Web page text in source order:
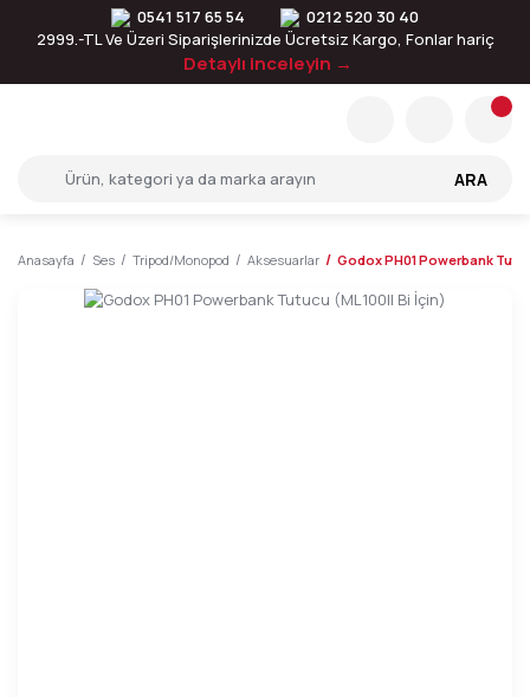
0541 517 65 54
0212 520 30 40
2999.-TL Ve Üzeri Siparişlerinizde Ücretsiz Kargo, Fonlar hariç
Detaylı inceleyin →
ARA
Anasayfa Ses Tripod/Monopod Aksesuarlar Godox PH01 Powerbank